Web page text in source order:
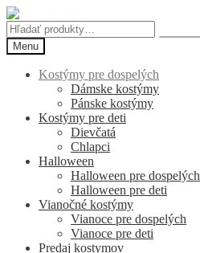
Preskočiť
na
navigáciu
Preskočiť
na
obsah
Hľadať:
Menu
Kostýmy pre dospelých
Dámske kostýmy
Pánske kostýmy
Kostýmy pre deti
Dievčatá
Chlapci
Halloween
Halloween pre dospelých
Halloween pre deti
Vianočné kostýmy
Vianoce pre dospelých
Vianoce pre deti
Predaj kostymov